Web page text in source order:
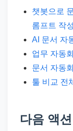
챗봇으로
롬프트 작
AI 문서 자
업무 자동
문서 자동
툴 비교 전
다음 액션